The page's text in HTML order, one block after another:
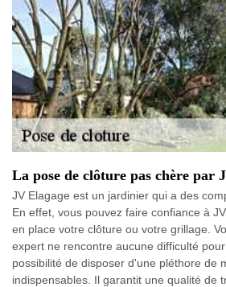
La pose de clôture pas chère par
JV Elagage est un jardinier qui a des
En effet, vous pouvez faire confiance à
en place votre clôture ou votre grillage.
expert ne rencontre aucune difficulté
possibilité de disposer d'une pléthore de
indispensables. Il garantit une qualité de